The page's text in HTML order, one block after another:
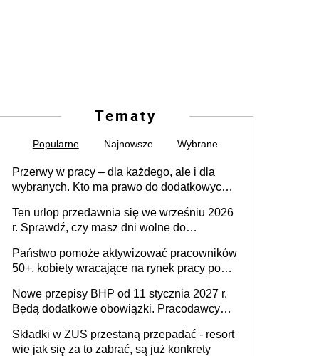
Tematy
Popularne Najnowsze Wybrane
Przerwy w pracy – dla każdego, ale i dla
wybranych. Kto ma prawo do dodatkowych
Ten urlop przedawnia się we wrześniu 2026
r. Sprawdź, czy masz dni wolne do
Państwo pomoże aktywizować pracowników
50+, kobiety wracające na rynek pracy po
osoby neuroatypowe. Powstanie Fundusz
na rzecz Inkluzywności w Zatrudnianiu?
Nowe przepisy BHP od 11 stycznia 2027 r.
Będą dodatkowe obowiązki. Pracodawcy
Składki w ZUS przestaną przepadać - resort
wie jak się za to zabrać, są już konkrety